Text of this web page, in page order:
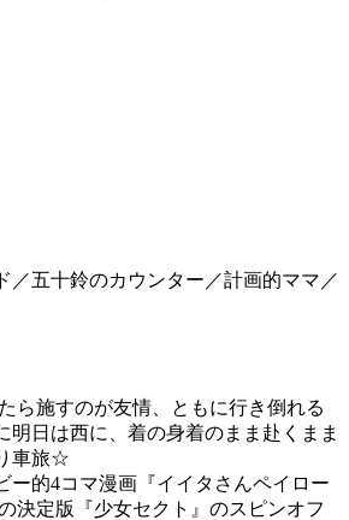
／五十鈴のカウンター／計画的ママ／
ら施すのが友情、ともに行き倒れる
明日は西に、着の身着のまま赴くまま
車旅☆
ー的4コマ漫画『イイタさんペイロー
決定版『少女セクト』のスピンオフ